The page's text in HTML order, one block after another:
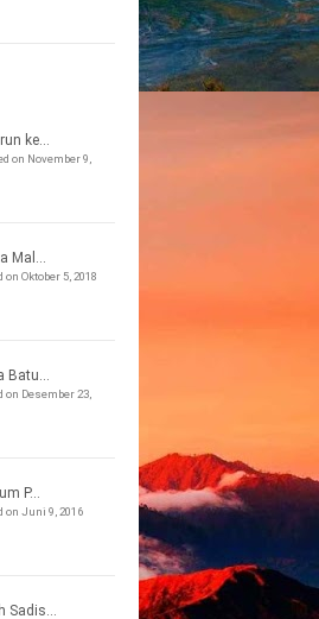
ke...
on November 9,
Mal...
on Oktober 5, 2018
on Desember 23,
P...
on Juni 9, 2016
Sadis...